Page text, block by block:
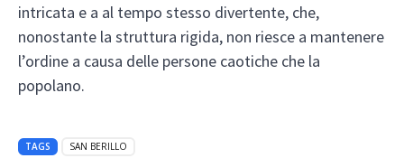
intricata e a al tempo stesso divertente, che,
nonostante la struttura rigida, non riesce a mantenere
l’ordine a causa delle persone caotiche che la
popolano.
TAGS SAN BERILLO